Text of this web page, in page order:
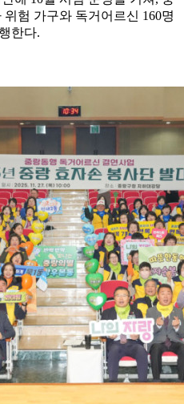
험 가구와 독거어르신 160명
한다.